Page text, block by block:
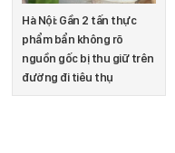
Hà Nội: Gần 2 tấn thực
phẩm bẩn không rõ
nguồn gốc bị thu giữ trên
đường đi tiêu thụ